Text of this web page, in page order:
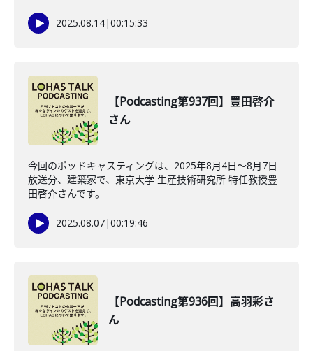
2025.08.14|00:15:33
【Podcasting第937回】豊田啓介
さん
今回のポッドキャスティングは、2025年8月4日〜8月7日
放送分、建築家で、東京大学 生産技術研究所 特任教授豊
田啓介さんです。
2025.08.07|00:19:46
【Podcasting第936回】高羽彩さ
ん